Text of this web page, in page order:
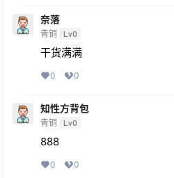
奈落
青铜 Lv0
干货满满
0 0
知性方背包
青铜 Lv0
888
0 0